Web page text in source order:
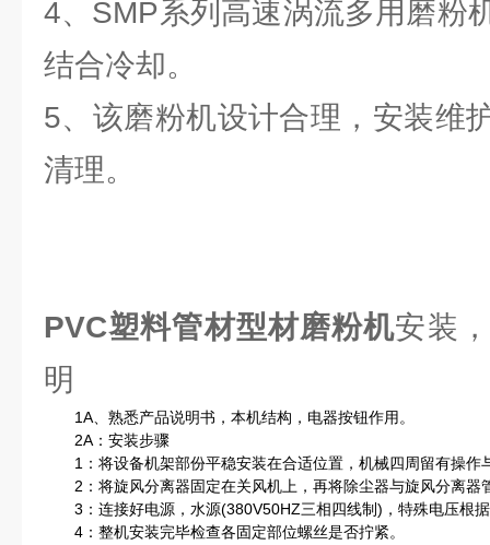
4、SMP系列高速涡流多用磨粉
结合冷却。
5、该磨粉机设计合理，安装维
清理。
PVC塑料管材型材磨粉机安装
明
1A、熟悉产品说明书，本机结构，电器按钮作用。
2A：安装步骤
1：将设备机架部份平稳安装在合适位置，机械四周留有操作
2：将旋风分离器固定在关风机上，再将除尘器与旋风分离器
3：连接好电源，水源(380V50HZ三相四线制)，特殊电压根
4：整机安装完毕检查各固定部位螺丝是否拧紧。